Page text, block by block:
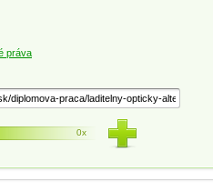
práva
0x